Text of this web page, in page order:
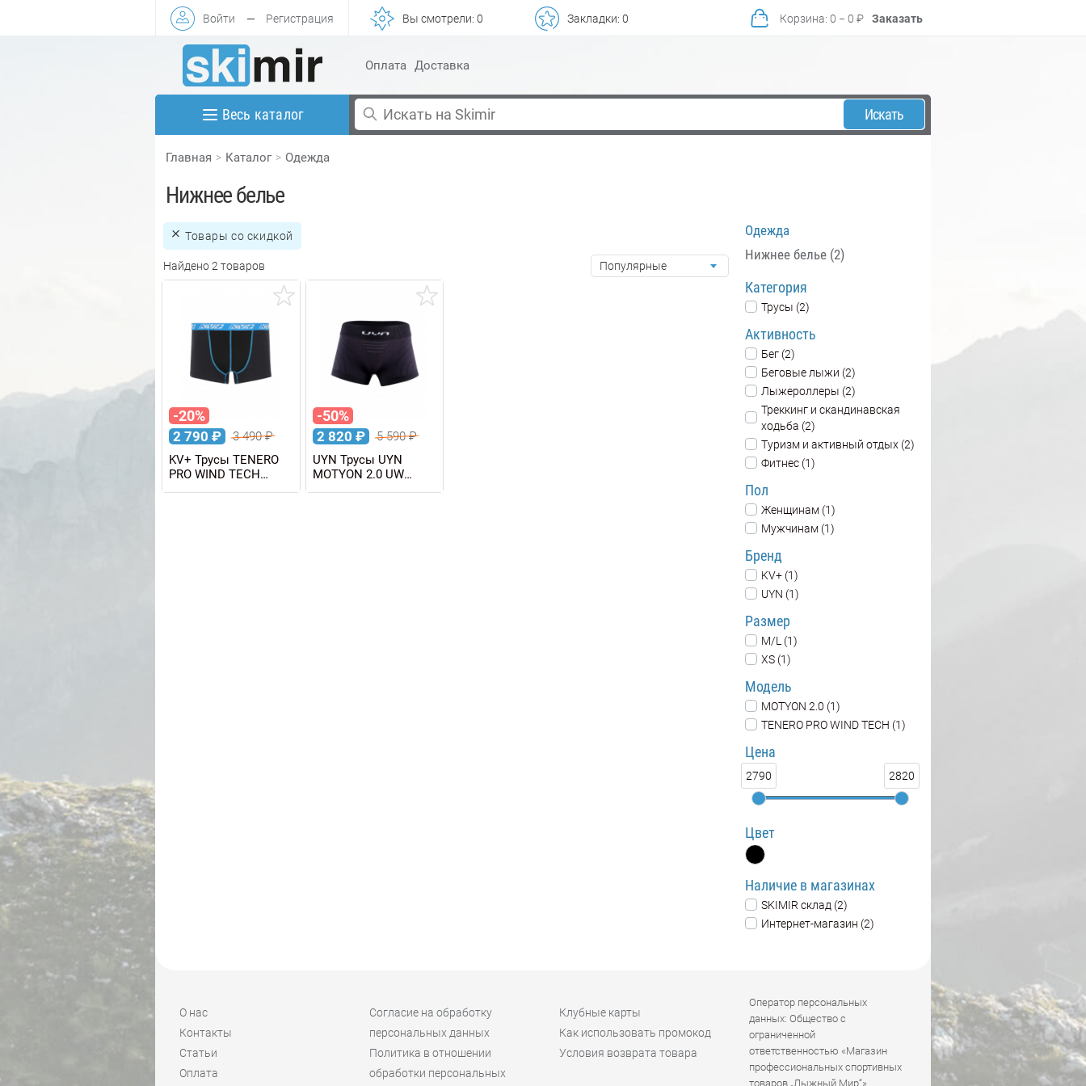
Войти — Регистрация Вы смотрели: 0 Закладки: 0 Корзина: 0 − 0 ₽ Заказать
Оплата Доставка
Весь каталог Искать
Главная Каталог Одежда
Нижнее белье
Товары со скидкой
Найдено 2 товаров Популярные
-20%
2 790 ₽ 3 490₽
KV+ Трусы TENERO
PRO WIND TECH
мужские
-50%
2 820 ₽ 5 590₽
UYN Трусы UYN
MOTYON 2.0 UW
BOXER женские
Одежда
Нижнее белье (2)
Категория
Трусы (2)
Активность
Бег (2)
Беговые лыжи (2)
Лыжероллеры (2)
Треккинг и скандинавская
ходьба (2)
Туризм и активный отдых (2)
Фитнес (1)
Пол
Женщинам (1)
Мужчинам (1)
Бренд
KV+ (1)
UYN (1)
Размер
M/L (1)
XS (1)
Модель
MOTYON 2.0 (1)
TENERO PRO WIND TECH (1)
Цена
2790 2820
Цвет
Наличие в магазинах
SKIMIR склад (2)
Интернет-магазин (2)
О нас
Контакты
Статьи
Оплата
Согласие на обработку
персональных данных
Политика в отношении
обработки персональных
Клубные карты
Как использовать промокод
Условия возврата товара
Оператор персональных
данных: Общество с
ограниченной
ответственностью «Магазин
профессиональных спортивных
товаров „Лыжный Мир“»